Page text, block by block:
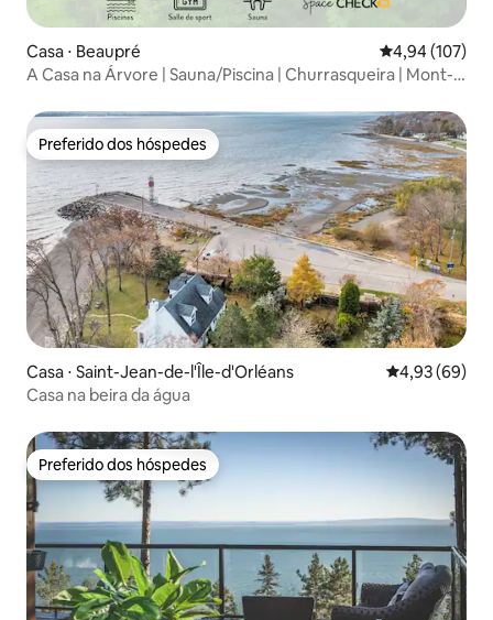
Casa ⋅ Beaupré 4,94 de uma
4,94 (107)
A Casa na Árvore | Sauna/Piscina | Churrasqueira | Mont-
Preferido dos hóspedes
Preferido dos hóspedes
Casa ⋅ Saint-Jean-de-l'Île-d'Orléans 4,93 de uma
4,93 (69)
Casa na beira da água
Preferido dos hóspedes
Preferido dos hóspedes